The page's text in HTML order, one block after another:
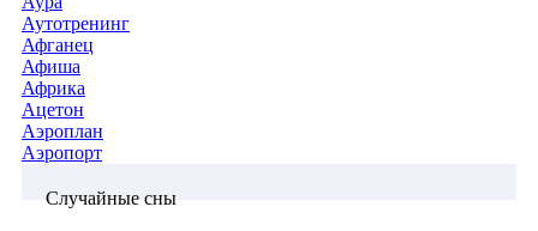
Аутотренинг
Афганец
Афиша
Африка
Ацетон
Аэроплан
Аэропорт
Случайные сны